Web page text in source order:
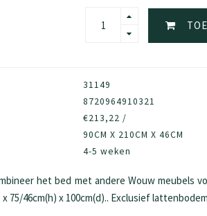
31149
8720964910321
€213,22 /
90CM X 210CM X 46CM
4-5 weken
het bed met andere Wouw meubels
75/46cm(h) x 100cm(d).. Exclusief